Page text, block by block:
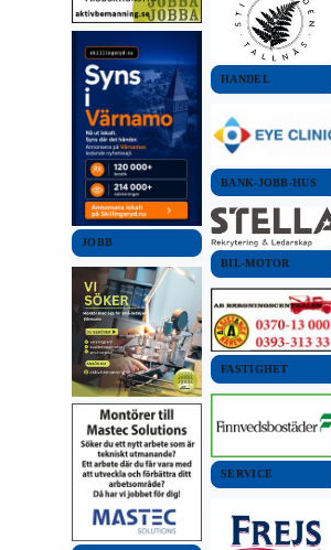
JOBB
HANDEL
BANK-JOBB-HUS
BIL-MOTOR
FASTIGHET
SERVICE